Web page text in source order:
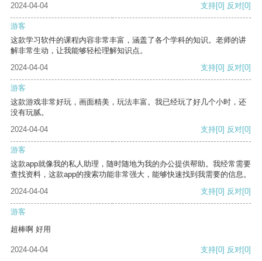
2024-04-04
支持[0] 反对[0]
游客
这款学习软件的课程内容非常丰富，涵盖了各个学科的知识。老师的讲
解非常生动，让我能够轻松理解知识点。
2024-04-04
支持[0] 反对[0]
游客
这款游戏非常好玩，画面精美，玩法丰富。我已经玩了好几个小时，还
没有玩腻。
2024-04-04
支持[0] 反对[0]
游客
这款app就像我的私人助理，随时随地为我的办公提供帮助。我经常需要
查找资料，这款app的搜索功能非常强大，能够快速找到我需要的信息。
2024-04-04
支持[0] 反对[0]
游客
超棒啊 好用
2024-04-04 支持[0] 反对[0]